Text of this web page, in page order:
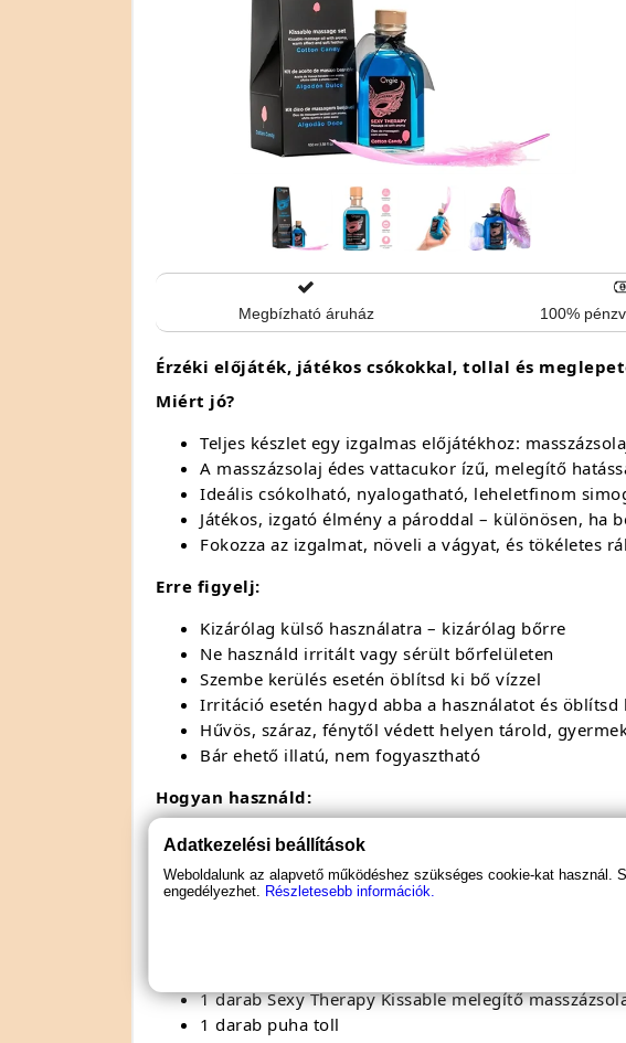
Megbízható áruház 100%
Érzéki előjáték, játékos csókokkal, tollal és
Miért jó?
Teljes készlet egy izgalmas előjátékhoz:
A masszázsolaj édes vattacukor ízű, melegítő
Ideális csókolható, nyalogatható, leheletfinom
Játékos, izgató élmény a pároddal – különösen, ha
Fokozza az izgalmat, növeli a vágyat, és tökéletes
Erre figyelj:
Kizárólag külső használatra – kizárólag bőrre
Ne használd irritált vagy sérült bőrfelületen
Szembe kerülés esetén öblítsd ki bő vízzel
Irritáció esetén hagyd abba a használatot és öblítsd
Hűvös, száraz, fénytől védett helyen tárold,
Bár ehető illatú, nem fogyasztható
Hogyan használd:
Vigyél fel egy kis mennyiséget az erogén zónákra
Masszírozd be finoman, majd csókold, nyald, lehelj
Válts zónát, fokozatosan haladj tovább – ne mondd
1 darab Sexy Therapy Kissable melegítő
1 darab puha toll
Adatkezelési beállítások
Weboldalunk az alapvető működéshez szükséges cookie-kat
engedélyezhet. Részletesebb információk.